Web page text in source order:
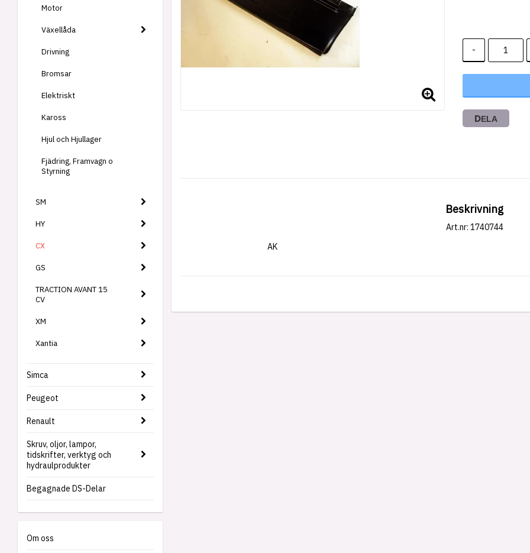
Motor
Växellåda
Drivning
Bromsar
Elektriskt
Kaross
Hjul och Hjullager
Fjädring, Framvagn o
Styrning
SM
HY
CX
GS
TRACTION AVANT 15
CV
XM
Xantia
Simca
Peugeot
Renault
Skruv, oljor, lampor,
tidskrifter, verktyg och
hydraulprodukter
Begagnade DS-Delar
Om oss
-
DELA
Beskrivning
Art.nr: 1740744
AK